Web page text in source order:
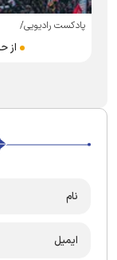
پادکست رادیویی/
از